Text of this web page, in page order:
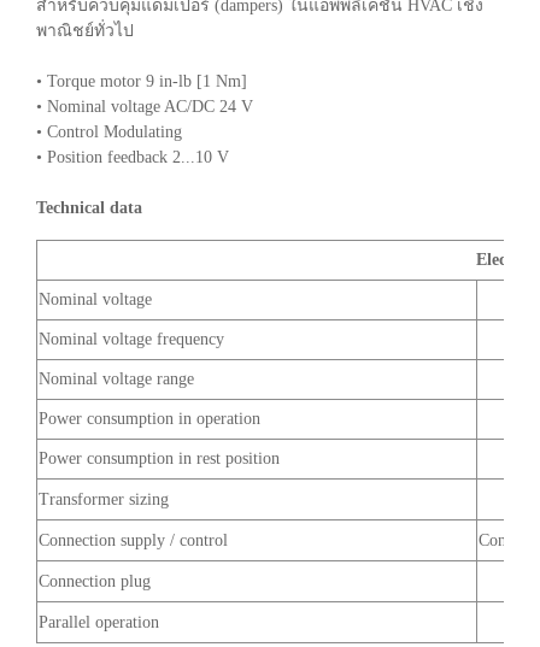
สำหรับควบคุมแดมเปอร์ (dampers) ในแอพพลิเคชั่น HVAC เชิง
พาณิชย์ทั่วไป
• Torque motor 9 in-lb [1 Nm]
• Nominal voltage AC/DC 24 V
• Control Modulating
• Position feedback 2...10 V
Technical data
Nominal voltage
Nominal voltage frequency
Nominal voltage range
Power consumption in operation
Power consumption in rest position
Transformer sizing
Connection supply / control
Connection plug
Parallel operation